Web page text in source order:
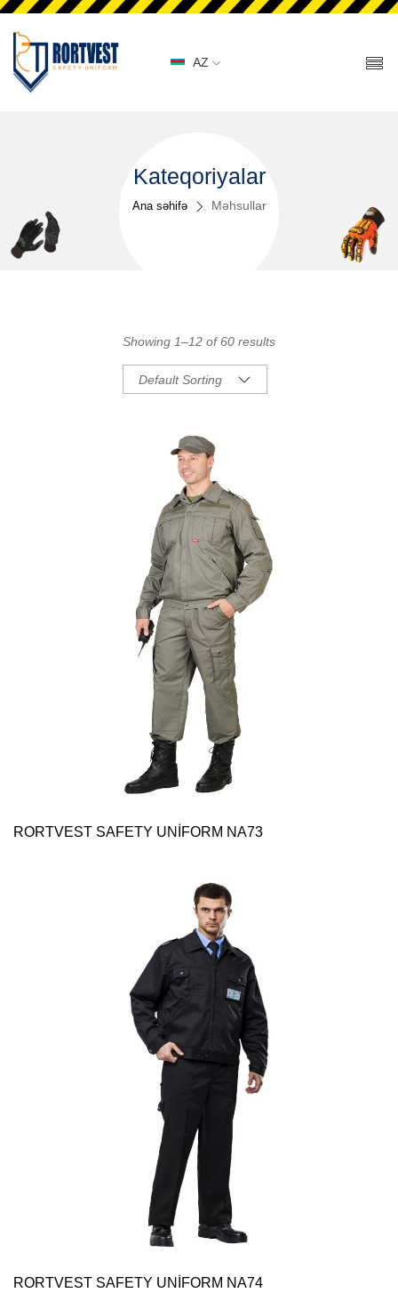
AZ
Kateqoriyalar
Ana səhifə Məhsullar
Showing 1–12 of 60 results
Default Sorting
RORTVEST SAFETY UNİFORM NA73
RORTVEST SAFETY UNİFORM NA74